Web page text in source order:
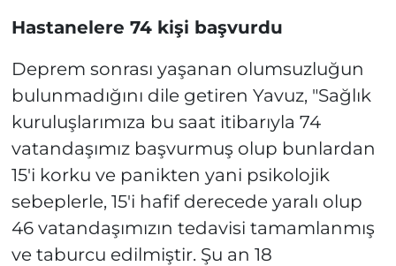
Hastanelere 74 kişi başvurdu
Deprem sonrası yaşanan olumsuzluğun
bulunmadığını dile getiren Yavuz, "Sağlık
kuruluşlarımıza bu saat itibarıyla 74
vatandaşımız başvurmuş olup bunlardan
15'i korku ve panikten yani psikolojik
sebeplerle, 15'i hafif derecede yaralı olup
46 vatandaşımızın tedavisi tamamlanmış
ve taburcu edilmiştir. Şu an 18